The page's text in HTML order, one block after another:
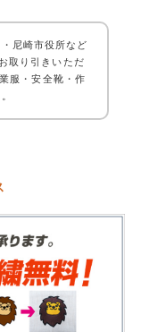
尼崎市役所など
取り引きいただ
服・安全靴・作